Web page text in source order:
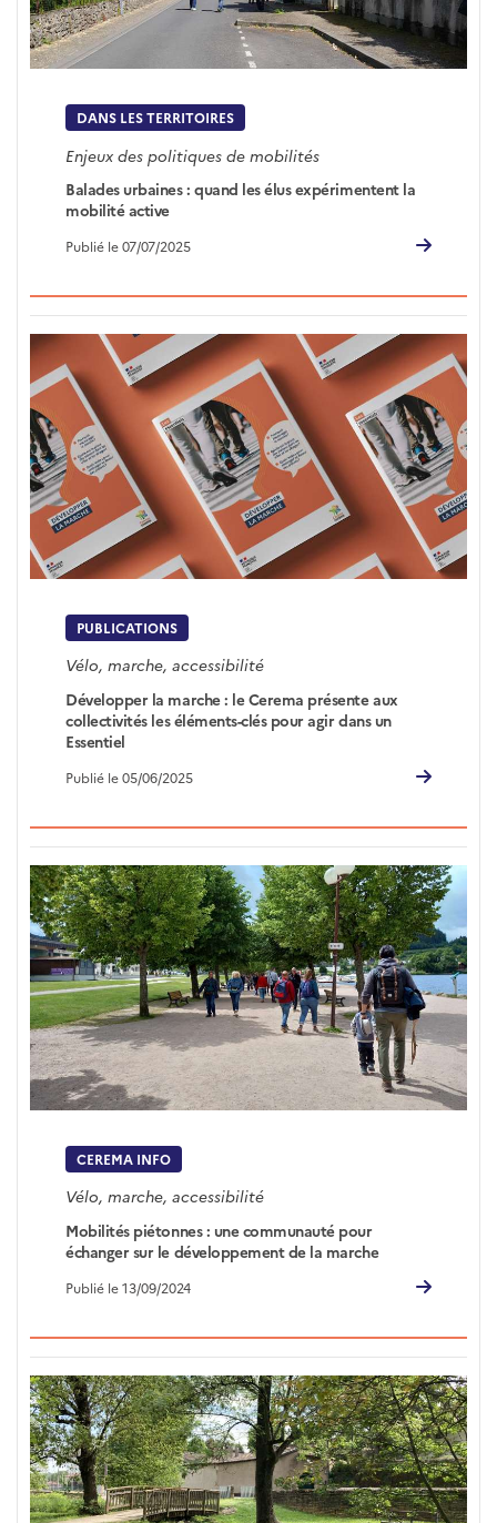
DANS LES TERRITOIRES
Enjeux des politiques de mobilités
Balades urbaines : quand les élus expérimentent la
mobilité active
Publié le 07/07/2025
PUBLICATIONS
Vélo, marche, accessibilité
Développer la marche : le Cerema présente aux
collectivités les éléments-clés pour agir dans un
Essentiel
Publié le 05/06/2025
CEREMA INFO
Vélo, marche, accessibilité
Mobilités piétonnes : une communauté pour
échanger sur le développement de la marche
Publié le 13/09/2024